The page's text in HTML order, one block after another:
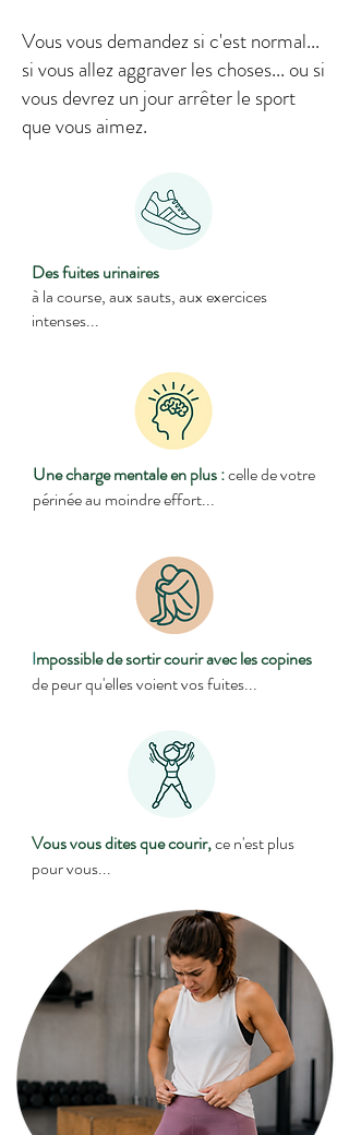
Vous vous demandez si c'est normal...
si vous allez aggraver les choses... ou si
vous devrez un jour arrêter le sport
que vous aimez.
Des fuites urinaires
à la course, aux sauts, aux exercices
intenses...
Une charge mentale en plus :celle de votre
périnée au moindre effort...
Impossible desortir courir avec les copines
de peur qu'elles voient vos fuites...
Vous vous dites que courir,ce n'est plus
pour vous...